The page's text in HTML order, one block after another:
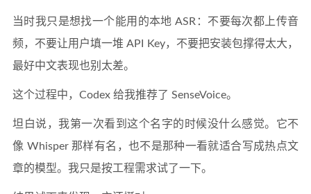
当时我只是想找一个能用的本地 ASR：不要每次都上传音
频，不要让用户填一堆 API Key，不要把安装包撑得太大，
最好中文表现也别太差。
这个过程中，Codex 给我推荐了 SenseVoice。
坦白说，我第一次看到这个名字的时候没什么感觉。它不
像 Whisper 那样有名，也不是那种一看就适合写成热点文
章的模型。我只是按工程需求试了一下。